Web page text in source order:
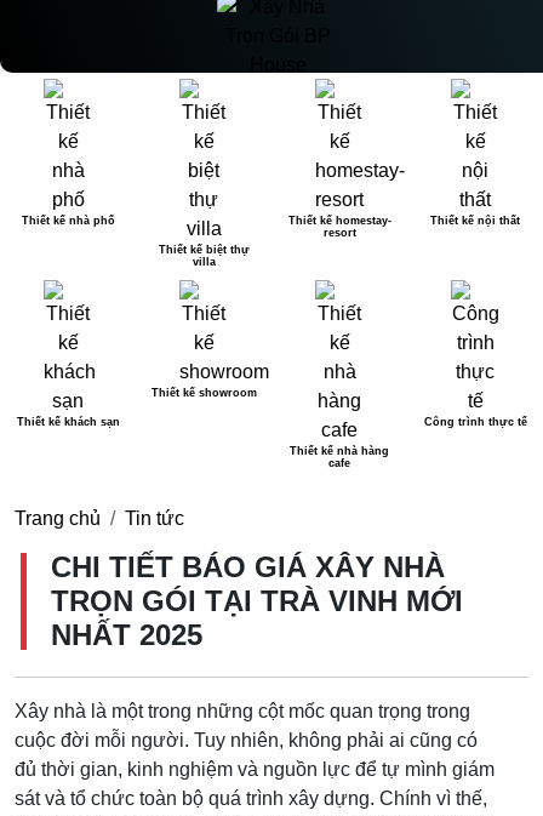
Thiết kế nhà phố
Thiết kế biệt thự
villa
Thiết kế homestay-
resort
Thiết kế nội thất
Thiết kế khách sạn
Thiết kế showroom
Thiết kế nhà hàng
cafe
Công trình thực tế
Trang chủ Tin tức
CHI TIẾT BÁO GIÁ XÂY NHÀ
TRỌN GÓI TẠI TRÀ VINH MỚI
NHẤT 2025
Xây nhà là một trong những cột mốc quan trọng trong
cuộc đời mỗi người. Tuy nhiên, không phải ai cũng có
đủ thời gian, kinh nghiệm và nguồn lực để tự mình giám
sát và tổ chức toàn bộ quá trình xây dựng. Chính vì thế,